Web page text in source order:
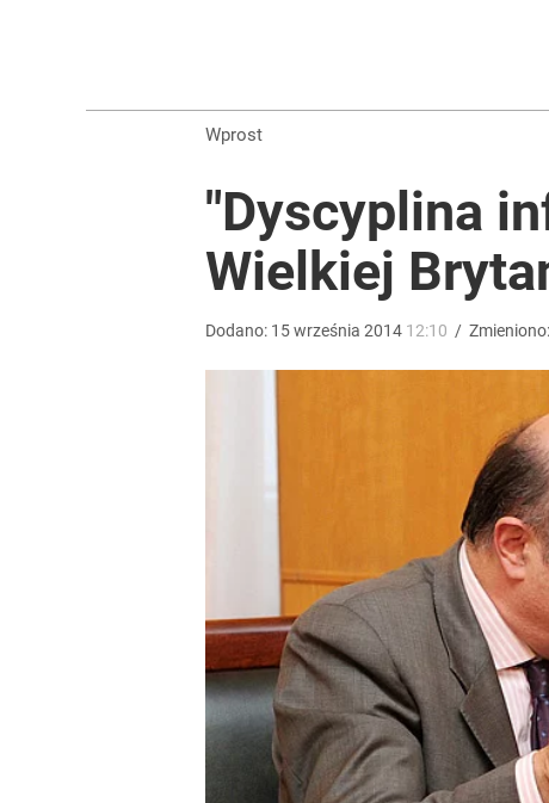
Prawdziwa wartość różnorodności
Wprost
"Dyscyplina
Wielkiej
Dodano: 15września 2014 12:10 / Zmieniono: